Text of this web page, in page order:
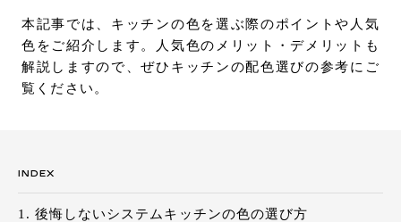
お知らせ
カタログを見る
よくあるご質問
お問い合わせ
EN
URLをコピー
本記事では、キッチンの色を選ぶ際のポイントや人気
色をご紹介します。人気色のメリット・デメリットも
解説しますので、ぜひキッチンの配色選びの参考にご
覧ください。
INDEX
後悔しないシステムキッチンの色の選び方